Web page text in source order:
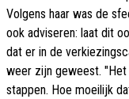
Volgens haar was de
ook adviseren: laat dit
dat er in de
weer zijn geweest.
stappen. Hoe moeilijk